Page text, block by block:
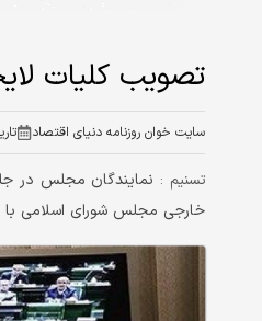
تصویب کلیات
سایت خوان روزنامه دنیای اقتصاد
تسنیم : نمایندگان مجلس در
خارجی مجلس شورای اسلامی با